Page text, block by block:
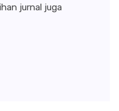
jurnal juga